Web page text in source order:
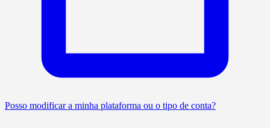
Posso modificar a minha plataforma ou o tipo de conta?